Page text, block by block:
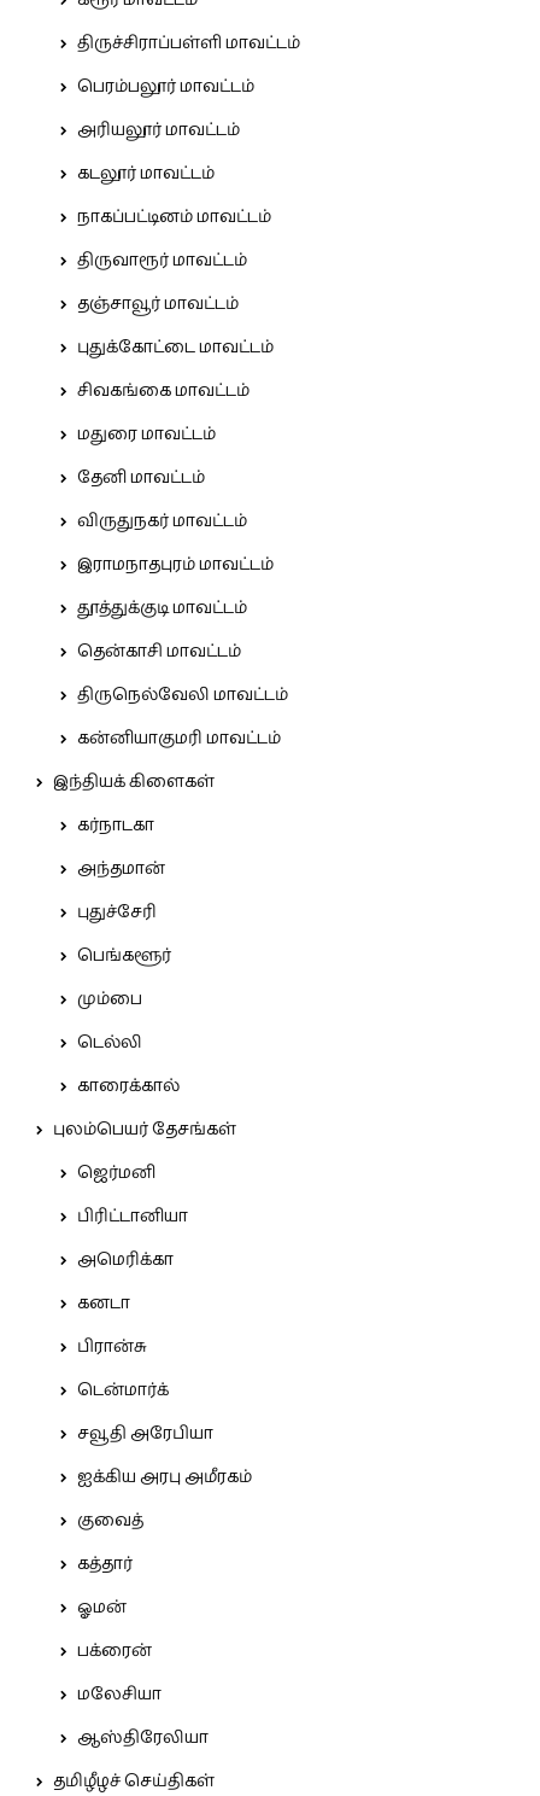
திருச்சிராப்பள்ளி மாவட்டம்
பெரம்பலூர் மாவட்டம்
அரியலூர் மாவட்டம்
கடலூர் மாவட்டம்
நாகப்பட்டினம் மாவட்டம்
திருவாரூர் மாவட்டம்
தஞ்சாவூர் மாவட்டம்
புதுக்கோட்டை மாவட்டம்
சிவகங்கை மாவட்டம்
மதுரை மாவட்டம்
தேனி மாவட்டம்
விருதுநகர் மாவட்டம்
இராமநாதபுரம் மாவட்டம்
தூத்துக்குடி மாவட்டம்
தென்காசி மாவட்டம்
திருநெல்வேலி மாவட்டம்
கன்னியாகுமரி மாவட்டம்
இந்தியக் கிளைகள்
கர்நாடகா
அந்தமான்
புதுச்சேரி
பெங்களூர்
மும்பை
டெல்லி
காரைக்கால்
புலம்பெயர் தேசங்கள்
ஜெர்மனி
பிரிட்டானியா
அமெரிக்கா
கனடா
பிரான்சு
டென்மார்க்
சவூதி அரேபியா
ஐக்கிய அரபு அமீரகம்
குவைத்
கத்தார்
ஓமன்
பக்ரைன்
மலேசியா
ஆஸ்திரேலியா
தமிழீழச் செய்திகள்